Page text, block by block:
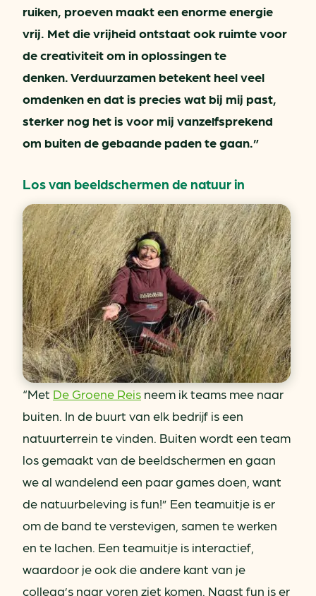
ruiken, proeven maakt een enorme energie
vrij. Met die vrijheid ontstaat ook ruimte voor
de creativiteit om in oplossingen te
denken. Verduurzamen betekent heel veel
omdenken en dat is precies wat bij mij past,
sterker nog het is voor mij vanzelfsprekend
om buiten de gebaande paden te gaan.”
Los van beeldschermen de natuur in
“Met De Groene Reis neem ik teams mee naar
buiten. In de buurt van elk bedrijf is een
natuurterrein te vinden. Buiten wordt een team
los gemaakt van de beeldschermen en gaan
we al wandelend een paar games doen, want
de natuurbeleving is fun!” Een teamuitje is er
om de band te verstevigen, samen te werken
en te lachen. Een teamuitje is interactief,
waardoor je ook die andere kant van je
collega’s naar voren ziet komen. Naast fun is er